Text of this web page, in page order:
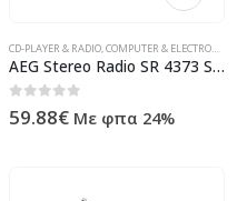
CONSUMER ELECTRONIC,ΠΡΟΪΌΝΤΑ ΠΛΗΡΟΦΟΡΙΚΉΣ
CD-PLAYER & RADIO,COMPUTER & ELECTRONIC
AEG Stereo Radio SR 4373 SD/USB red
0out of 5
59.88€ Με φπα 24%